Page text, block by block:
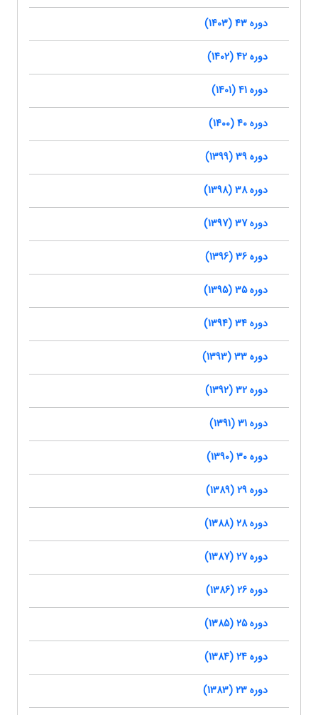
دوره 43 (1403)
دوره 42 (1402)
دوره 41 (1401)
دوره 40 (1400)
دوره 39 (1399)
دوره 38 (1398)
دوره 37 (1397)
دوره 36 (1396)
دوره 35 (1395)
دوره 34 (1394)
دوره 33 (1393)
دوره 32 (1392)
دوره 31 (1391)
دوره 30 (1390)
دوره 29 (1389)
دوره 28 (1388)
دوره 27 (1387)
دوره 26 (1386)
دوره 25 (1385)
دوره 24 (1384)
دوره 23 (1383)